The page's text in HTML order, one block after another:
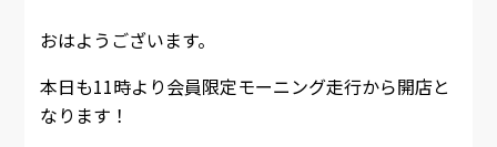
おはようございます。
本日も11時より会員限定モーニング走行から開店と
なります！